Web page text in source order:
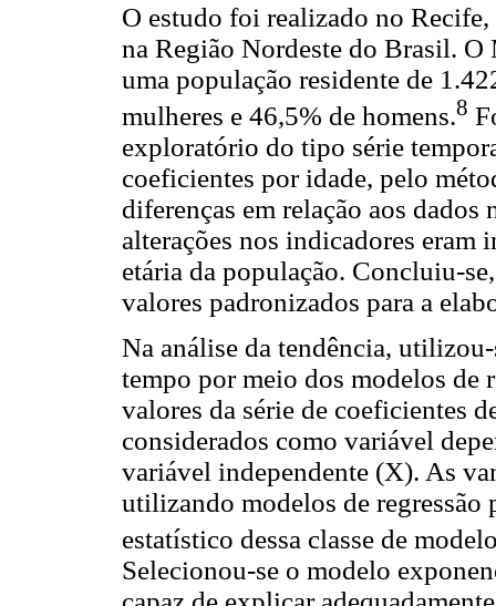
O estudo foi realizado no
na Região Nordeste do Brasil.
uma população residente de
mulheres e 46,5% de homens.8
exploratório do tipo série
coeficientes por idade, pelo
diferenças em relação aos
alterações nos indicadores eram
etária da população. Concluiu-
valores padronizados para a
Na análise da tendência,
tempo por meio dos modelos de
valores da série de coeficientes
considerados como variável
variável independente (X). As
utilizando modelos de
estatístico dessa classe de
Selecionou-se o modelo